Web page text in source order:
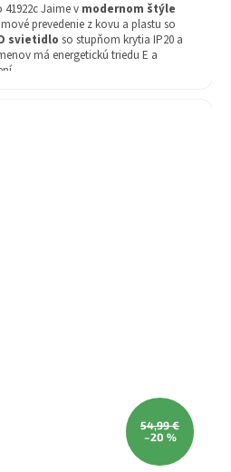
Jaime v modernom štýle
prevedenie z kovu a plastu so
svietidlo so stupňom krytia IP20 a
má energetickú triedu E a
54,99 €
–20 %